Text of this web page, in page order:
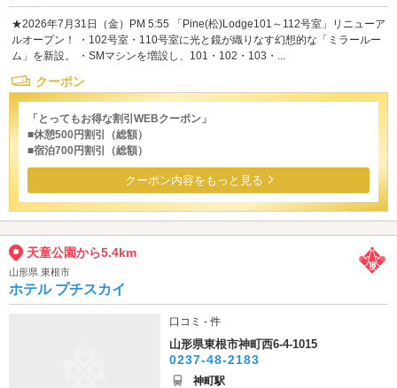
★2026年7月31日（金）PM 5:55 「Pine(松)Lodge101～112号室」リニューア
ルオープン！ ・102号室・110号室に光と鏡が織りなす幻想的な「ミラールー
ム」を新設。 ・SMマシンを増設し、101・102・103・...
クーポン
「とってもお得な割引WEBクーポン」
■休憩500円割引（総額）
■宿泊700円割引（総額）
クーポン内容をもっと見る
天童公園から5.4km
山形県 東根市
ホテル プチスカイ
口コミ - 件
山形県東根市神町西6-4-1015
0237-48-2183
神町駅